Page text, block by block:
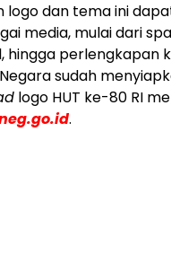
logo dan tema ini
media, mulai dari
hingga perlengkapan
sudah
logo HUT ke-80 RI
.